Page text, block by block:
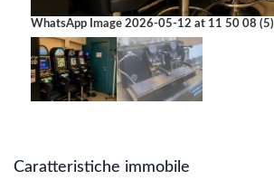
WhatsApp Image 2026-05-12 at 11 50 08 (5)
Caratteristiche immobile